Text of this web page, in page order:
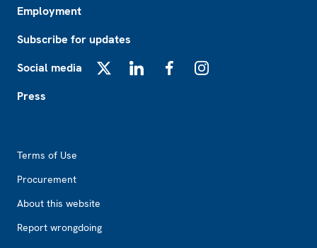
Employment
Subscribe for updates
Social media
Press
Terms of Use
Procurement
About this website
Report wrongdoing